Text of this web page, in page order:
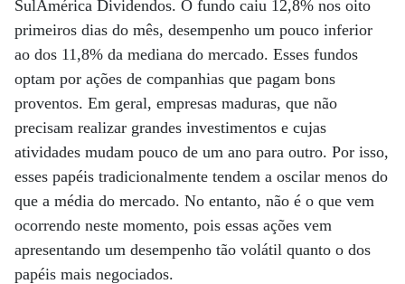
SulAmérica Dividendos. O fundo caiu 12,8% nos oito
primeiros dias do mês, desempenho um pouco inferior
ao dos 11,8% da mediana do mercado. Esses fundos
optam por ações de companhias que pagam bons
proventos. Em geral, empresas maduras, que não
precisam realizar grandes investimentos e cujas
atividades mudam pouco de um ano para outro. Por isso,
esses papéis tradicionalmente tendem a oscilar menos do
que a média do mercado. No entanto, não é o que vem
ocorrendo neste momento, pois essas ações vem
apresentando um desempenho tão volátil quanto o dos
papéis mais negociados.